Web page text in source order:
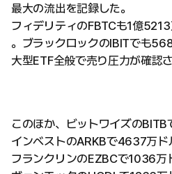
最大の流出を記録した。
フィデリティのFBTCも1億
。ブラックロックのIBITでも
大型ETF全般で売り圧力が確認さ
このほか、ビットワイズの
インベストのARKBで4637万ド
フランクリンのEZBCで1036万